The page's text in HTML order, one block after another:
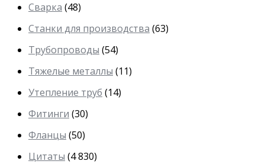
Сварка (48)
Станки для производства (63)
Трубопроводы (54)
Тяжелые металлы (11)
Утепление труб (14)
Фитинги (30)
Фланцы (50)
Цитаты (4 830)